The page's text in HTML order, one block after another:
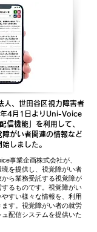
人、世田谷区視力障害者
4月1日よりUni-Voice
信機能」を利用して、
がい者関連の情報など
しました。
事業企画株式会社が、
を提供し、視覚障がい者
ら業務受託する視覚障が
るものです。視覚障がい
すい様々な情報を、利用
す。視覚障がい者の就労
配信システムを提供いた